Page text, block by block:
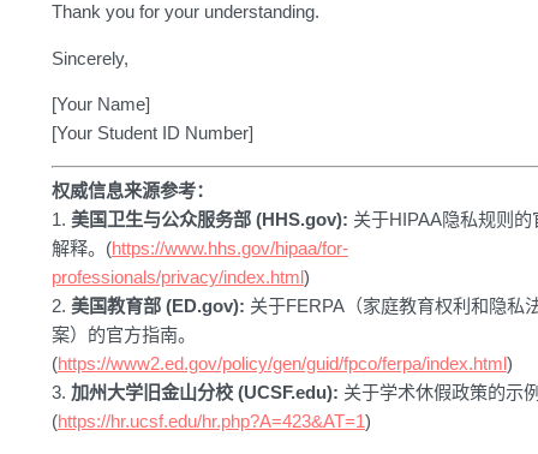
Thank you for your understanding.
Sincerely,
[Your Name]
[Your Student ID Number]
权威信息来源参考：
1. 美国卫生与公众服务部 (HHS.gov): 关于HIPAA隐私规则的
解释。(https://www.hhs.gov/hipaa/for-
professionals/privacy/index.html)
2. 美国教育部 (ED.gov): 关于FERPA（家庭教育权利和隐私
案）的官方指南。
(https://www2.ed.gov/policy/gen/guid/fpco/ferpa/index.html)
3. 加州大学旧金山分校 (UCSF.edu): 关于学术休假政策的示
(https://hr.ucsf.edu/hr.php?A=423&AT=1)